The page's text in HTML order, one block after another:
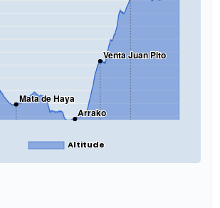
Arrako
Venta Juan Pito
Mata de Haya
Altitude